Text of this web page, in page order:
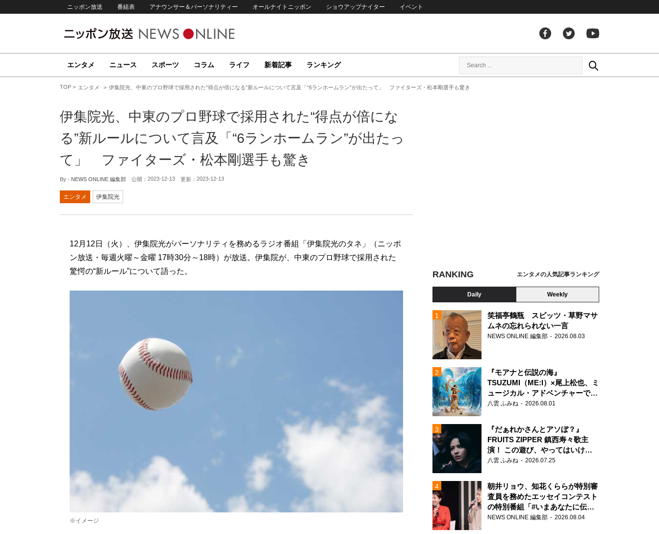
ニッポン放送 番組表 アナウンサー＆パーソナリティー オールナイトニッポン ショウアップナイター イベント
エンタメ ニュース スポーツ コラム ライフ 新着記事 ランキング
TOP エンタメ 伊集院光、中東のプロ野球で採用された“得点が倍になる”新ルールについて言及「“6ランホームラン”が出たって」 ファイターズ・松本剛選手も驚き
伊集院光、中東のプロ野球で採用された“得点が倍にな
る”新ルールについて言及「“6ランホームラン”が出たっ
て」 ファイターズ・松本剛選手も驚き
By - NEWS ONLINE 編集部 公開： 2023-12-13 更新： 2023-12-13
エンタメ 伊集院光
12月12日（火）、伊集院光がパーソナリティを務めるラジオ番組「伊集院光のタネ」（ニッポ
ン放送・毎週火曜～金曜 17時30分～18時）が放送。伊集院が、中東のプロ野球で採用された
驚愕の“新ルール”について語った。
※イメージ
RANKING エンタメの人気記事ランキング
Daily Weekly
笑福亭鶴瓶 スピッツ・草野マサ
ムネの忘れられない一言
NEWS ONLINE 編集部 2026.08.03
『モアナと伝説の海』
TSUZUMI（ME:I）×尾上松也、ミ
ュージカル・アドベンチャーで美
声を響かせる
八雲 ふみね 2026.08.01
『だぁれかさんとアソぼ？』
FRUITS ZIPPER 鎮西寿々歌主
演！ この遊び、やってはいけま
せん。
八雲 ふみね 2026.07.25
朝井リョウ、知花くららが特別審
査員を務めたエッセイコンテスト
の特別番組「#いまあなたに伝え
たいこと」
NEWS ONLINE 編集部 2026.08.04